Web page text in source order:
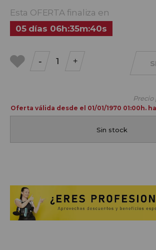
Esta OFERTA finaliza en
05 días 06h:35m:40s
- +
Precio
Oferta válida desde el 01/01/1970 01:00h.
Sin stock